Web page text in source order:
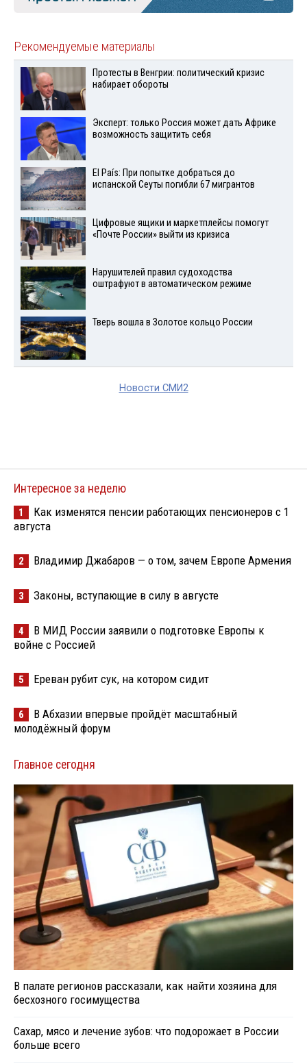
Рекомендуемые материалы
Протесты в Венгрии: политический кризис
набирает обороты
Эксперт: только Россия может дать Африке
возможность защитить себя
El País: При попытке добраться до
испанской Сеуты погибли 67 мигрантов
Цифровые ящики и маркетплейсы помогут
«Почте России» выйти из кризиса
Нарушителей правил судоходства
оштрафуют в автоматическом режиме
Тверь вошла в Золотое кольцо России
Новости СМИ2
Интересное за неделю
1
Как изменятся пенсии работающих пенсионеров с 1
августа
2 Владимир Джабаров — о том, зачем Европе Армения
3 Законы, вступающие в силу в августе
4
В МИД России заявили о подготовке Европы к
войне с Россией
5 Ереван рубит сук, на котором сидит
6
В Абхазии впервые пройдёт масштабный
молодёжный форум
Главное сегодня
В палате регионов рассказали, как найти хозяина для
бесхозного госимущества
Сахар, мясо и лечение зубов: что подорожает в России
больше всего